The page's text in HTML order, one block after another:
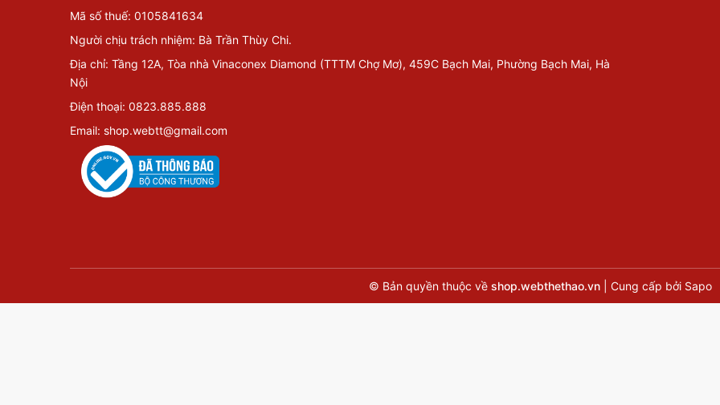
Mã số thuế: 0105841634
Người chịu trách nhiệm: Bà Trần Thùy Chi.
Địa chỉ: Tầng 12A, Tòa nhà Vinaconex Diamond (TTTM Chợ Mơ), 459C Bạch Mai, Phường Bạch Mai, Hà
Nội
Điện thoại: 0823.885.888
Email: shop.webtt@gmail.com
© Bản quyền thuộc về shop.webthethao.vn Cung cấp bởi Sapo